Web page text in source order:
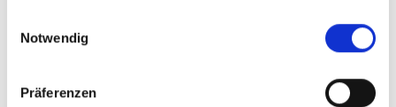
Trigger Symbol ändern oder widerrufen
Informationen über Ihre geografische Lage
Notwendig
Präferenzen